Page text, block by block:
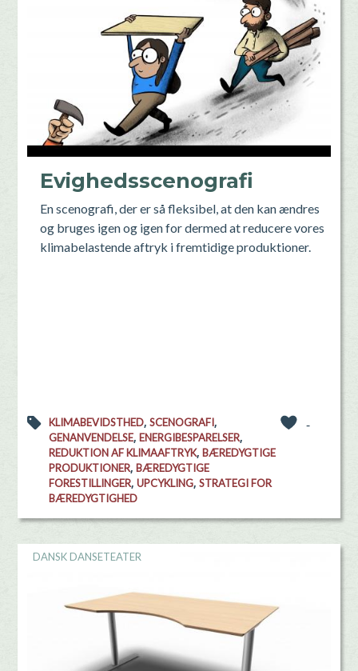
Evighedsscenografi
En scenografi, der er så fleksibel, at den kan ændres
og bruges igen og igen for dermed at reducere vores
klimabelastende aftryk i fremtidige produktioner.
KLIMABEVIDSTHED, SCENOGRAFI,
GENANVENDELSE, ENERGIBESPARELSER,
REDUKTION AF KLIMAAFTRYK, BÆREDYGTIGE
PRODUKTIONER, BÆREDYGTIGE
FORESTILLINGER, UPCYKLING, STRATEGI FOR
BÆREDYGTIGHED
-
DANSK DANSETEATER